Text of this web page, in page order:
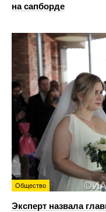
на сапборде
Общество
Эксперт назвала